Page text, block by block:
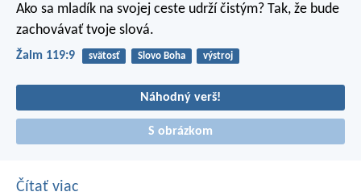
Ako sa mladík na svojej ceste udrží čistým? Tak, že bude
zachovávať tvoje slová.
Žalm 119:9 svätosť Slovo Boha výstroj
Náhodný verš!
S obrázkom
Čítať viac